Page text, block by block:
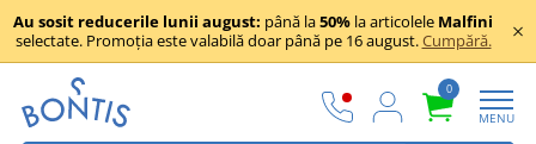
Au sosit reducerile lunii august: până la50% la articolele Malfini
selectate. Promoția este valabilă doar până pe 16 august.Cumpără.
0
MENU